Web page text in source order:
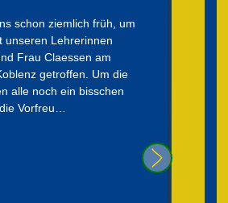
schon ziemlich früh, um
unseren Lehrerinnen
Frau Claessen am
getroffen. Um die
alle noch ein bisschen
Vorfreu…